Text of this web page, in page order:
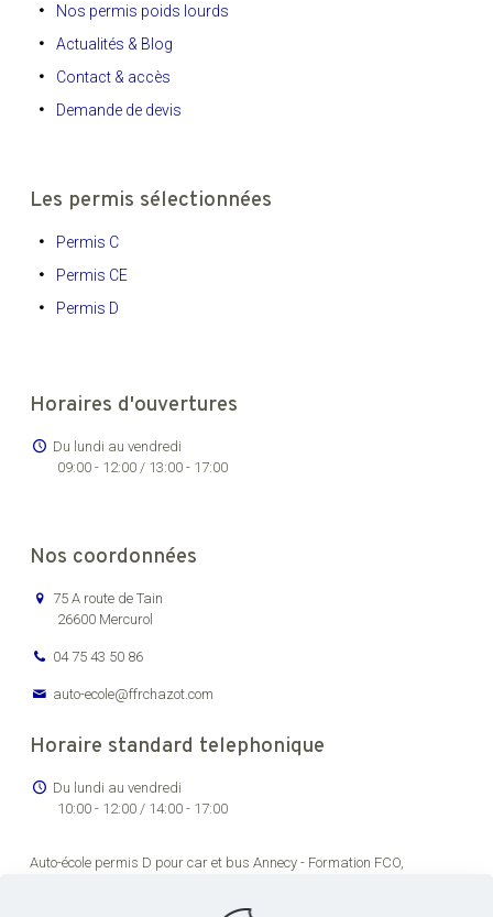
Nos permis poids lourds
Actualités & Blog
Contact & accès
Demande de devis
Les permis sélectionnées
Permis C
Permis CE
Permis D
Horaires d'ouvertures
Du lundi au vendredi
09:00 - 12:00 / 13:00 - 17:00
Nos coordonnées
75 A route de Tain
26600 Mercurol
04 75 43 50 86
auto-ecole@ffrchazot.com
Horaire standard telephonique
Du lundi au vendredi
10:00 - 12:00 / 14:00 - 17:00
Auto-école permis D pour car et bus Annecy - Formation FCO,